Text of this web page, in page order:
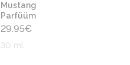
Mustang
Parfüüm
29.95€
30 ml